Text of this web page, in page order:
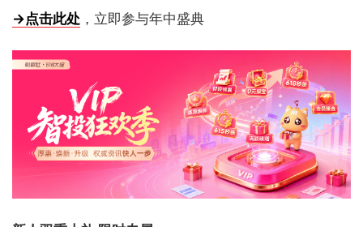
→点击此处 ，立即参与年中盛典